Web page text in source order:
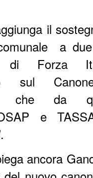
il
a
di Forza
sul
che da
e
ancora